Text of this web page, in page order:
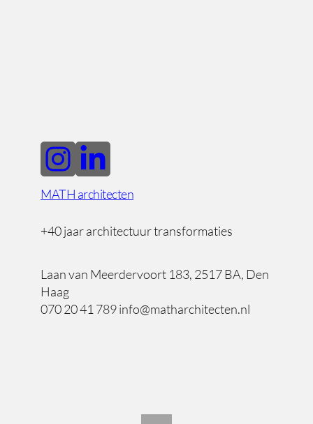
MATH architecten
+40 jaar architectuur transformaties
Laan van Meerdervoort 183, 2517 BA, Den
Haag
070 20 41 789 info@matharchitecten.nl